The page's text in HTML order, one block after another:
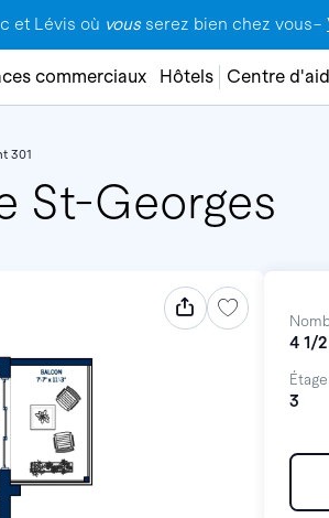
et Lévis où vous serez bien chez vous–
commerciaux Hôtels Centre
301
St-Georges
4 1/2
Étage
3